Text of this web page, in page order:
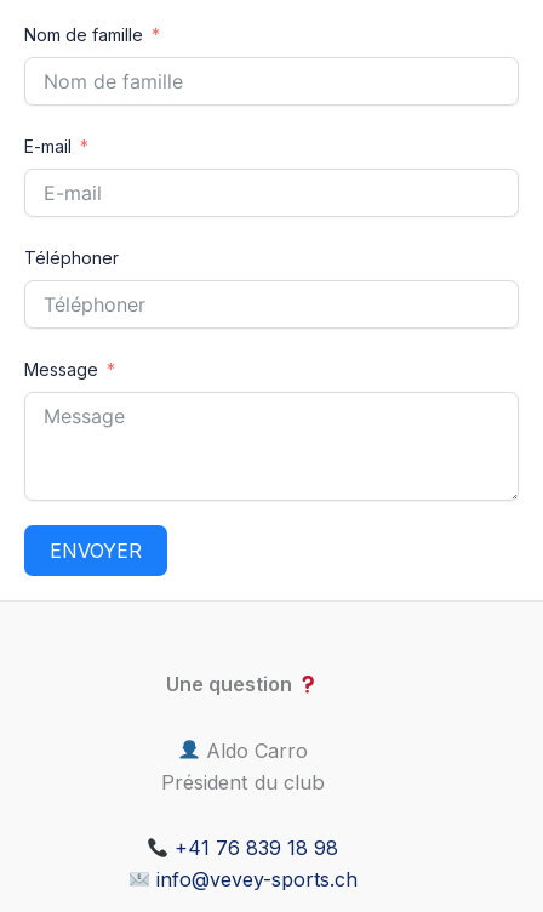
Nom de famille
E-mail
Téléphoner
Message
ENVOYER
Une question
Aldo Carro
Président du club
+41 76 839 18 98
info@vevey-sports.ch